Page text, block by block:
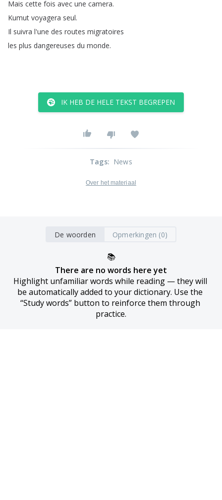
Mais cette fois avec une camera.
Kumut voyagera seul.
Il suivra l'une des routes migratoires
les plus dangereuses du monde.
IK HEB DE HELE TEKST BEGREPEN
Tags: News
Over het materiaal
De woorden Opmerkingen (0)
📚
There are no words here yet
Highlight unfamiliar words while reading — they will
be automatically added to your dictionary. Use the
“Study words” button to reinforce them through
practice.